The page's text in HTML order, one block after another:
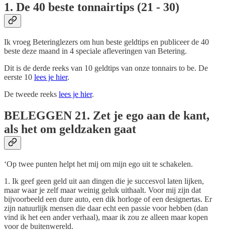
1. De 40 beste tonnairtips (21 - 30)
Ik vroeg Beteringlezers om hun beste geldtips en publiceer de 40
beste deze maand in 4 speciale afleveringen van Betering.
Dit is de derde reeks van 10 geldtips van onze tonnairs to be. De
eerste 10 lees je hier.
De tweede reeks lees je hier.
BELEGGEN 21. Zet je ego aan de kant,
als het om geldzaken gaat
‘Op twee punten helpt het mij om mijn ego uit te schakelen.
1. Ik geef geen geld uit aan dingen die je succesvol laten lijken,
maar waar je zelf maar weinig geluk uithaalt. Voor mij zijn dat
bijvoorbeeld een dure auto, een dik horloge of een designertas. Er
zijn natuurlijk mensen die daar echt een passie voor hebben (dan
vind ik het een ander verhaal), maar ik zou ze alleen maar kopen
voor de buitenwereld.